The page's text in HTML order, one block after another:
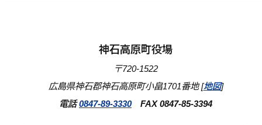
神石高原町役場
〒720-1522
広島県神石郡神石高原町小畠1701番地 [地図]
電話0847-89-3330FAX 0847-85-3394